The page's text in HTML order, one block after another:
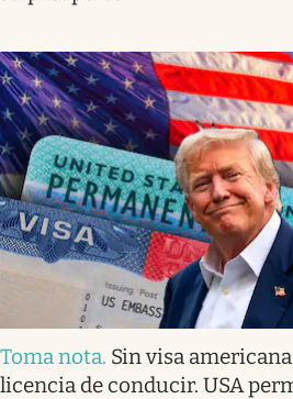
Toma nota. Sin visa
licencia de conducir. USA